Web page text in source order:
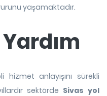
yaşamaktadır.
hizmet anlayışını sürekli
sektörde Sivas yol